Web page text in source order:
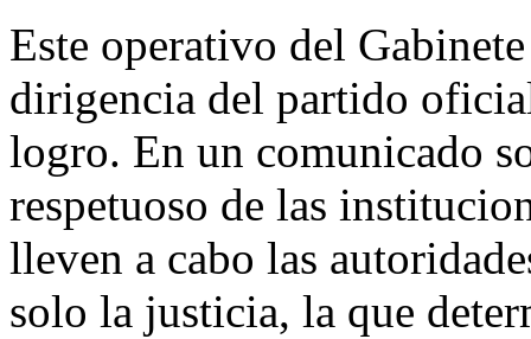
Este operativo del
dirigencia del partido
logro. En un comunicado
respetuoso de las
lleven a cabo las
solo la justicia, la que